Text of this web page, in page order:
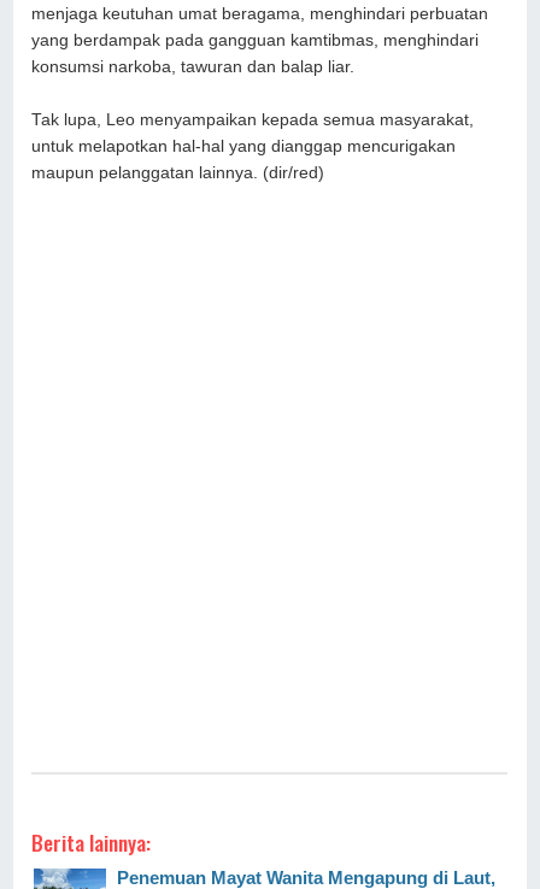
menjaga keutuhan umat beragama, menghindari perbuatan
yang berdampak pada gangguan kamtibmas, menghindari
konsumsi narkoba, tawuran dan balap liar.
Tak lupa, Leo menyampaikan kepada semua masyarakat,
untuk melapotkan hal-hal yang dianggap mencurigakan
maupun pelanggatan lainnya. (dir/red)
Berita lainnya:
Penemuan Mayat Wanita Mengapung di Laut,